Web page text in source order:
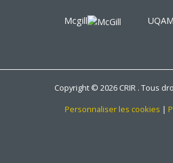
Mcgill UQAM
Copyright © 2026 CRIR . Tous
Personnaliser les cookies |